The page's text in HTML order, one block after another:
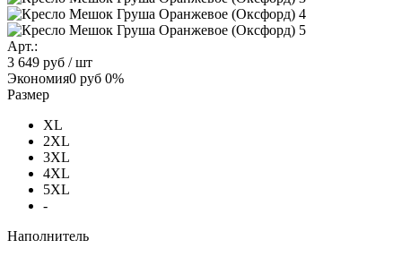
Арт.:
3 649 руб / шт
Экономия0 руб 0%
Размер
XL
2XL
3XL
4XL
5XL
-
Наполнитель